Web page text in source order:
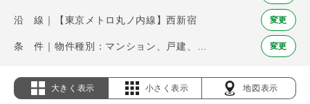
沿 線｜【東京メトロ丸ノ内線】西新宿 変更
変更
大きく表示 小さく表示 地図表示